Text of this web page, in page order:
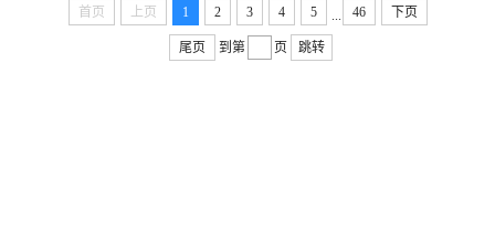
首页 上页 1 2 3 4 5 ... 46 下页
尾页 到第 页 跳转